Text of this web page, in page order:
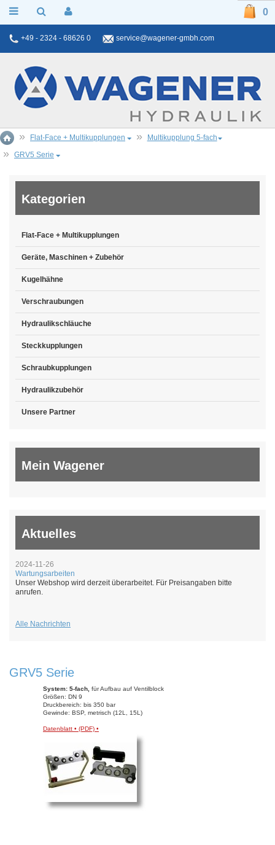
+49 - 2324 - 68626 0 service@wagener-gmbh.com
0
Flat-Face + Multikupplungen
Multikupplung 5-fach
GRV5 Serie
Kategorien
Flat-Face + Multikupplungen
Geräte, Maschinen + Zubehör
Kugelhähne
Verschraubungen
Hydraulikschläuche
Steckkupplungen
Schraubkupplungen
Hydraulikzubehör
Unsere Partner
Mein Wagener
Aktuelles
2024-11-26
Wartungsarbeiten
Unser Webshop wird derzeit überarbeitet. Für Preisangaben bitte
anrufen.
Alle Nachrichten
GRV5 Serie
System: 5-fach, für Aufbau auf Ventilblock
Größen: DN 9
Druckbereich: bis 350 bar
Gewinde: BSP, metrisch (12L, 15L)
Datenblatt • (PDF) •